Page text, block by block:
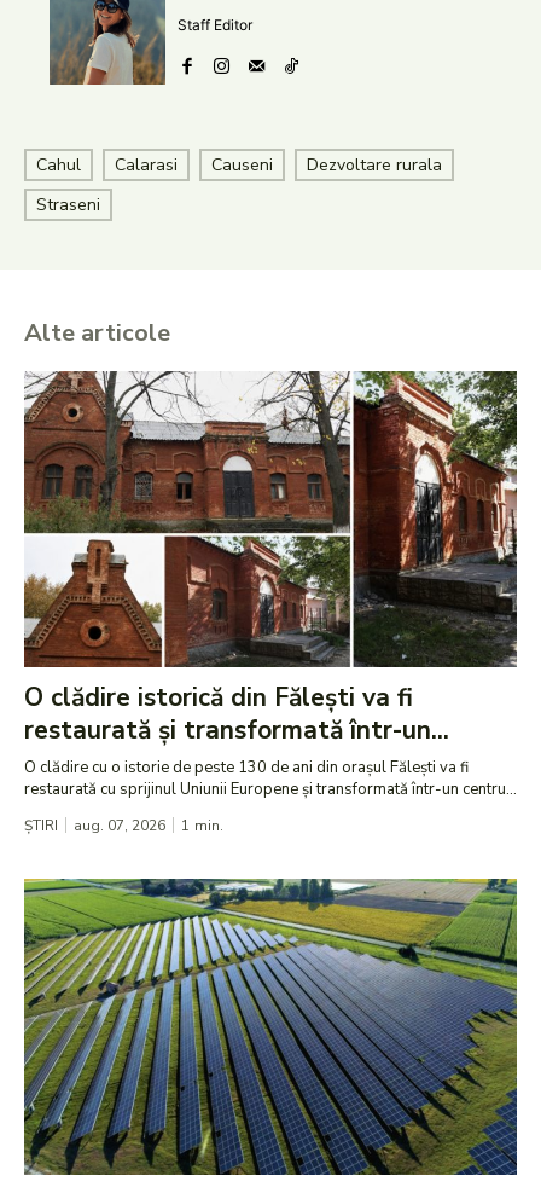
Staff Editor
Cahul Calarasi Causeni
Dezvoltare rurala
Straseni
Alte articole
O clădire istorică din Fălești va fi
restaurată și transformată într-un...
O clădire cu o istorie de peste 130 de ani din orașul Fălești va fi
restaurată cu sprijinul Uniunii Europene și transformată într-un centru...
ȘTIRI aug. 07, 2026 1 min.